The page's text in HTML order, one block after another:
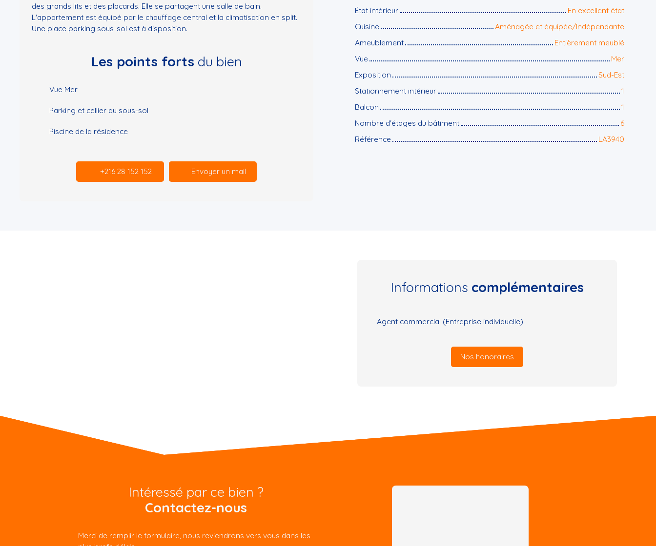
des grands lits et des placards. Elle se partagent une salle de bain.
L'appartement est équipé par le chauffage central et la climatisation en split.
Une place parking sous-sol est à disposition.
Les points forts du bien
Vue Mer
Parking et cellier au sous-sol
Piscine de la résidence
+216 28 152 152 Envoyer un mail
État intérieur
En excellent état
Cuisine
Aménagée et équipée/Indépendante
Ameublement
Entièrement meublé
Vue
Mer
Exposition
Sud-Est
Stationnement intérieur
1
Balcon
1
Nombre d'étages du bâtiment
6
Référence
LA3940
Informations complémentaires
Agent commercial (Entreprise individuelle)
Nos honoraires
Intéressé par ce bien ?
Contactez-nous
Merci de remplir le formulaire, nous reviendrons vers vous dans les